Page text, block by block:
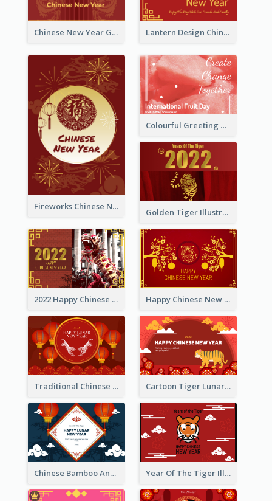
Chinese New Year Greeting Card With Dragon Decorations Lantern Design Chinese New Year Greeting Card
Fireworks Chinese New Year Greeting Card
Colourful Greeting Card For International Fruit Day 2021
Golden Tiger Illustration Chinese New Year Greeting Card
2022 Happy Chinese New Year Greeting Card With Photo Happy Chinese New Year Greeting Card With Chinese Tree Illustration
Traditional Chinese New Year Celebration Greeting Card Cartoon Tiger Lunar New Year Greeting Card
Chinese Bamboo And Lanterns New Year Greeting Card Year Of The Tiger Illustration Chinese New Year Greeting Card